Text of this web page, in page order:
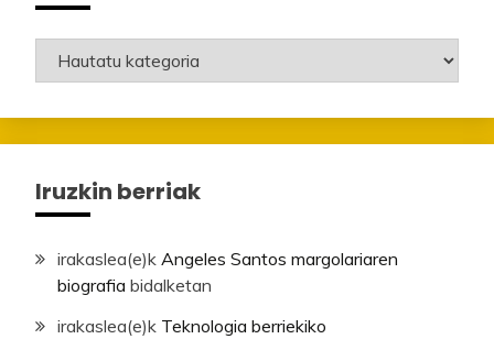
Mailak
Iruzkin berriak
irakaslea(e)k Angeles Santos margolariaren
biografia bidalketan
irakaslea(e)k Teknologia berriekiko